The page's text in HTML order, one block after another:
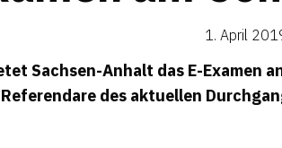
1. April
Sachsen-Anhalt das E-Examen
des aktuellen